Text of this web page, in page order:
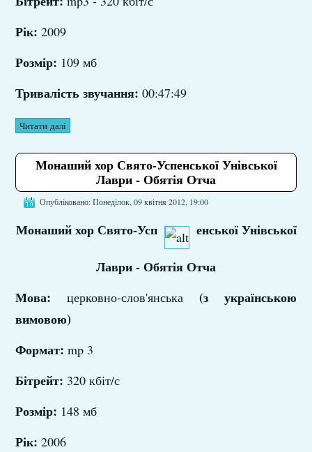
Рік: 2009
Розмір: 109 мб
Тривалість звучання:00:47:49
Читати далі
Монаший хор Свято-Успенської Унівської
Лаври - Обятія Отча
Опубліковано: Понеділок, 09 квітня 2012, 19:00
Монаший хор Свято-Усп енської Унівської
Лаври - Обятія Отча
Мова:церковно-слов'янська (з українською
вимовою)
Формат: mp 3
Бітрейт: 320 кбіт/с
Розмір: 148 мб
Рік:2006